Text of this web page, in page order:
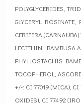
POLYGLYCERIDES,
GLYCERYL ROSINATE,
CERIFERA
LECITHIN, BAMBUSA
PHYLLOSTACHIS
TOCOPHEROL,
+/-: CI 77019 (MICA),
OXIDES), CI 77492